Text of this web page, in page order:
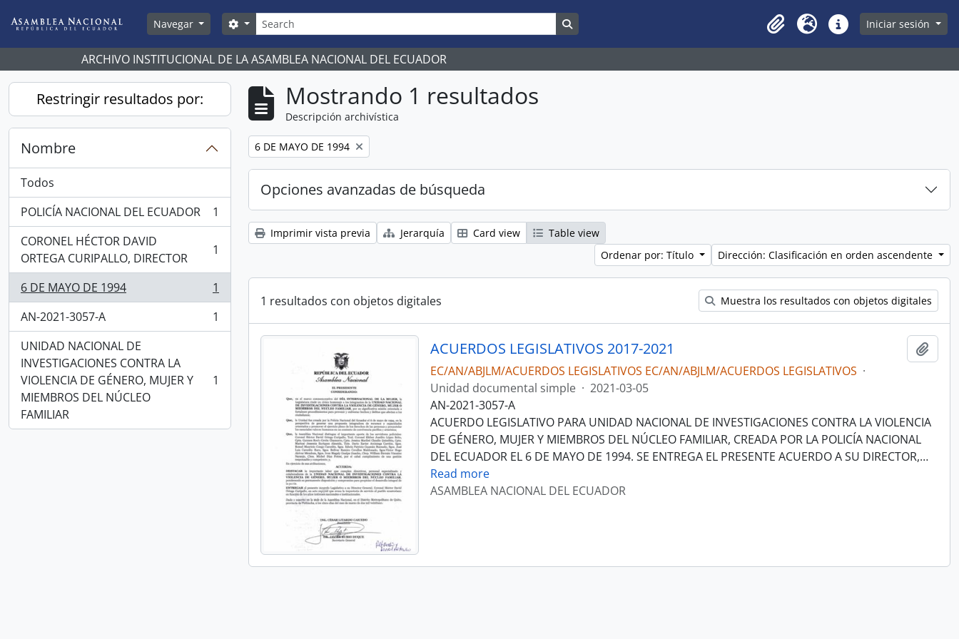
Navegar
Búsqueda
Search options
Clipboard
Idioma Enlaces rápidos
Iniciar sesión
ARCHIVO INSTITUCIONAL DE LA ASAMBLEA NACIONAL DEL ECUADOR
Restringir resultados por:
Nombre
Todos
POLICÍA NACIONAL DEL ECUADOR
, 1 resultados
1
CORONEL HÉCTOR DAVID
ORTEGA CURIPALLO, DIRECTOR
, 1 resultados 1
6 DE MAYO DE 1994
, 1 resultados
1
AN-2021-3057-A
, 1 resultados
1
UNIDAD NACIONAL DE
INVESTIGACIONES CONTRA LA
VIOLENCIA DE GÉNERO, MUJER Y
MIEMBROS DEL NÚCLEO
FAMILIAR
, 1 resultados 1
Mostrando 1 resultados
Descripción archivística
Remove filter:
6 DE MAYO DE 1994
Opciones avanzadas de búsqueda
Imprimir vista previa Jerarquía Card view
Table view
Ordenar por: Título
Dirección: Clasificación en orden ascendente
1 resultados con objetos digitales Muestra los resultados con objetos digitales
ACUERDOS LEGISLATIVOS 2017-2021
EC/AN/ABJLM/ACUERDOS LEGISLATIVOS EC/AN/ABJLM/ACUERDOS LEGISLATIVOS ·
Unidad documental simple · 2021-03-05
AN-2021-3057-A
ACUERDO LEGISLATIVO PARA UNIDAD NACIONAL DE INVESTIGACIONES CONTRA LA VIOLENCIA
DE GÉNERO, MUJER Y MIEMBROS DEL NÚCLEO FAMILIAR, CREADA POR LA POLICÍA NACIONAL
DEL ECUADOR EL 6 DE MAYO DE 1994. SE ENTREGA EL PRESENTE ACUERDO A SU DIRECTOR,…
Read more
ASAMBLEA NACIONAL DEL ECUADOR